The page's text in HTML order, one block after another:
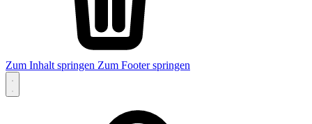
Zum Inhalt springen Zum Footer springen